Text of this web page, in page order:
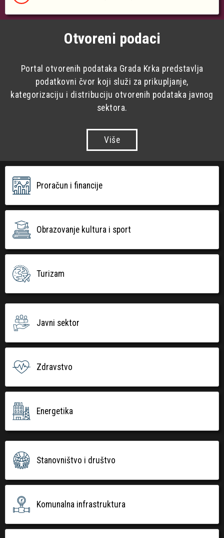
Otvoreni podaci
Portal otvorenih podataka Grada Krka predstavlja
podatkovni čvor koji služi za prikupljanje,
kategorizaciju i distribuciju otvorenih podataka javnog
sektora.
Više
Proračun i financije
Obrazovanje kultura i sport
Turizam
Javni sektor
Zdravstvo
Energetika
Stanovništvo i društvo
Komunalna infrastruktura